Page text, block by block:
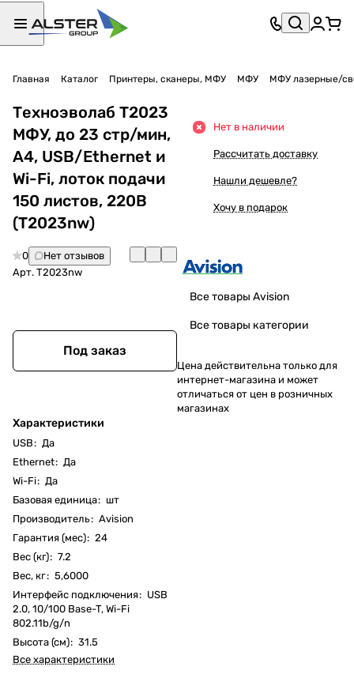
Главная Каталог Принтеры, сканеры, МФУ МФУ МФУ лазерные/
Техноэволаб T2023
МФУ, до 23 стр/мин,
A4, USB/Ethernet и
Wi-Fi, лоток подачи
150 листов, 220В
(T2023nw)
0
Нет отзывов
Арт. T2023nw
Под заказ
Характеристики
USB: Да
Ethernet: Да
Wi-Fi: Да
Базовая единица: шт
Производитель: Avision
Гарантия (мес): 24
Вес (кг): 7.2
Вес, кг: 5,6000
Интерфейс подключения: USB
2.0, 10/100 Base-T, Wi-Fi
802.11b/g/n
Высота (см): 31.5
Все характеристики
Нет в наличии
Рассчитать доставку
Нашли дешевле?
Хочу в подарок
Все товары Avision
Все товары категории
Цена действительна только для
интернет-магазина и может
отличаться от цен в розничных
магазинах